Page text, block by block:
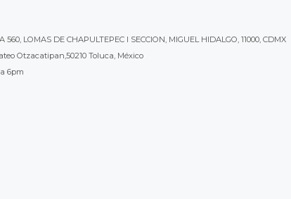
LOMAS DE CHAPULTEPEC I SECCION, MIGUEL HIDALGO, 11000, CDMX
Otzacatipan,50210 Toluca, México
6pm